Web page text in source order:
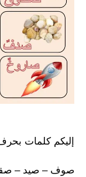
إليكم كلمات بحرف
صوف – صيد –